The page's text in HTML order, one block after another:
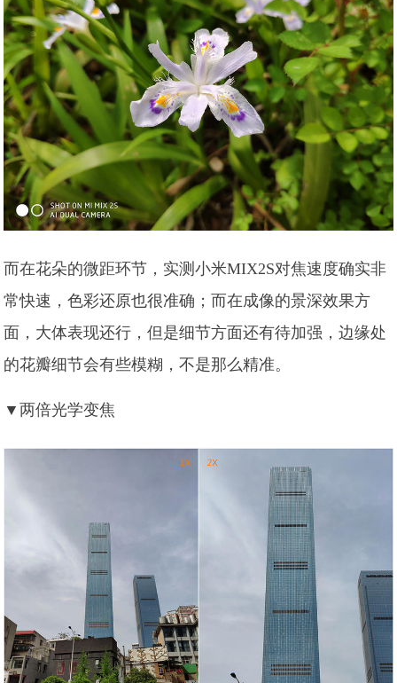
而在花朵的微距环节，实测小米MIX2S对焦速度确实非
常快速，色彩还原也很准确；而在成像的景深效果方
面，大体表现还行，但是细节方面还有待加强，边缘处
的花瓣细节会有些模糊，不是那么精准。
▼两倍光学变焦